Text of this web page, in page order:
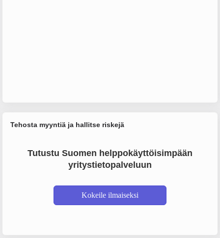
Tehosta myyntiä ja hallitse riskejä
Tutustu Suomen helppokäyttöisimpään
yritystietopalveluun
Kokeile ilmaiseksi